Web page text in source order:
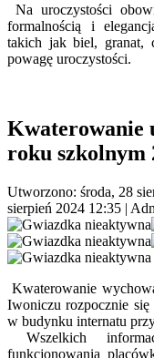
Na uroczystości
formalnością i
takich jak biel, granat,
powagę uroczystości.
Kwaterowanie
roku szkolnym
Utworzono: środa, 28
sierpień 2024 12:35 |
Kwaterowanie
Iwoniczu rozpocznie się
w budynku internatu
Wszelkich
funkcjonowania